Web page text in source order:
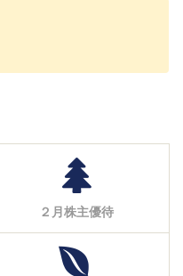
２月株主優待